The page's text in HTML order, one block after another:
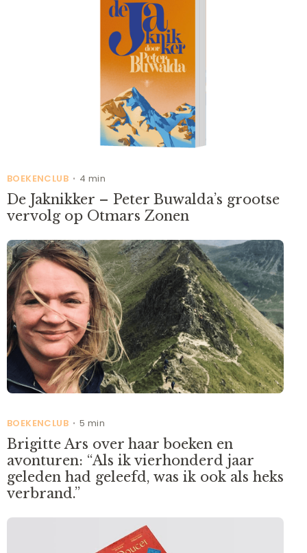
BOEKENCLUB • 4 min
De Jaknikker – Peter Buwalda’s grootse
vervolg op Otmars Zonen
BOEKENCLUB • 5 min
Brigitte Ars over haar boeken en
avonturen: “Als ik vierhonderd jaar
geleden had geleefd, was ik ook als heks
verbrand.”